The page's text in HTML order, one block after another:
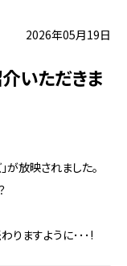
2026年05月19日
介いただきま
が放映されました。
りますように･･･!